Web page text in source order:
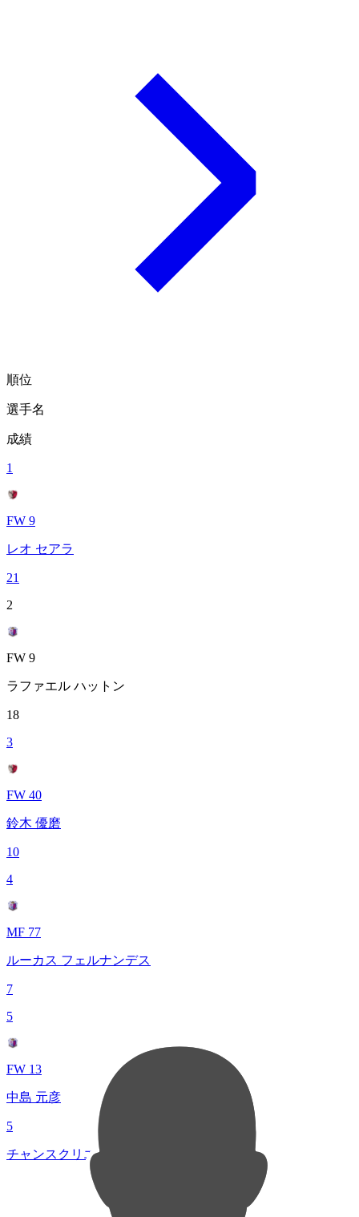
順位
選手名
成績
1
FW 9
レオ セアラ
21
2
FW 9
ラファエル ハットン
18
3
FW 40
鈴木 優磨
10
4
MF 77
ルーカス フェルナンデス
7
5
FW 13
中島 元彦
5
チャンスクリエイト総数